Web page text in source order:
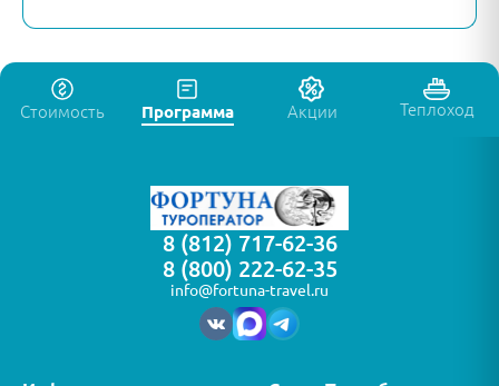
Стоимость Программа Акции Теплоход
8 (812) 717-62-36
8 (800) 222-62-35
info@fortuna-travel.ru